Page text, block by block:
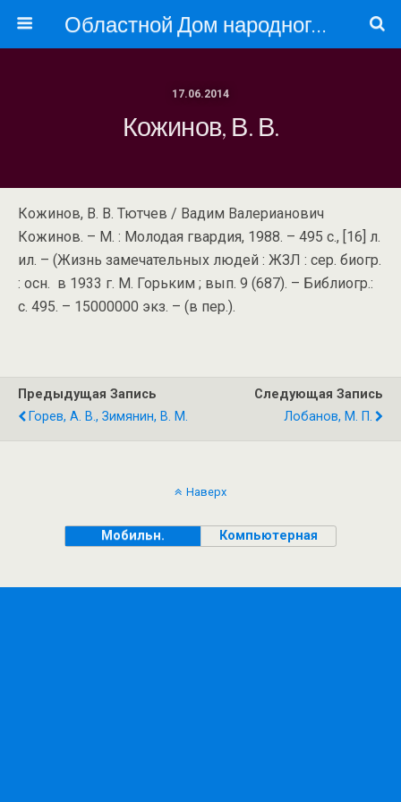
Областной Дом народного творчества
17.06.2014
Кожинов, В. В.
Кожинов, В. В. Тютчев / Вадим Валерианович
Кожинов. – М. : Молодая гвардия, 1988. – 495 с., [16] л.
ил. – (Жизнь замечательных людей : ЖЗЛ : сер. биогр.
: осн. в 1933 г. М. Горьким ; вып. 9 (687). – Библиогр.:
с. 495. – 15000000 экз. – (в пер.).
Предыдущая Запись
Горев, А. В., Зимянин, В. М.
Следующая Запись
Лобанов, М. П.
Наверх
Мобильн. Компьютерная